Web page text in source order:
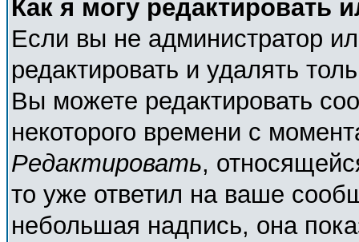
Как я могу редактировать
Если вы не администратор
редактировать и удалять
Вы можете редактировать
некоторого времени с
Редактировать,
то уже ответил на ваше
небольшая надпись, она